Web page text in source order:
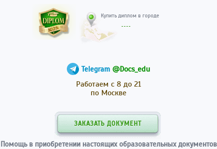
Telegram @Docs_edu
Работаем с 8 до 21
по Москве
ЗАКАЗАТЬ ДОКУМЕНТ
Помощь в приобретении настоящих образовательных документов